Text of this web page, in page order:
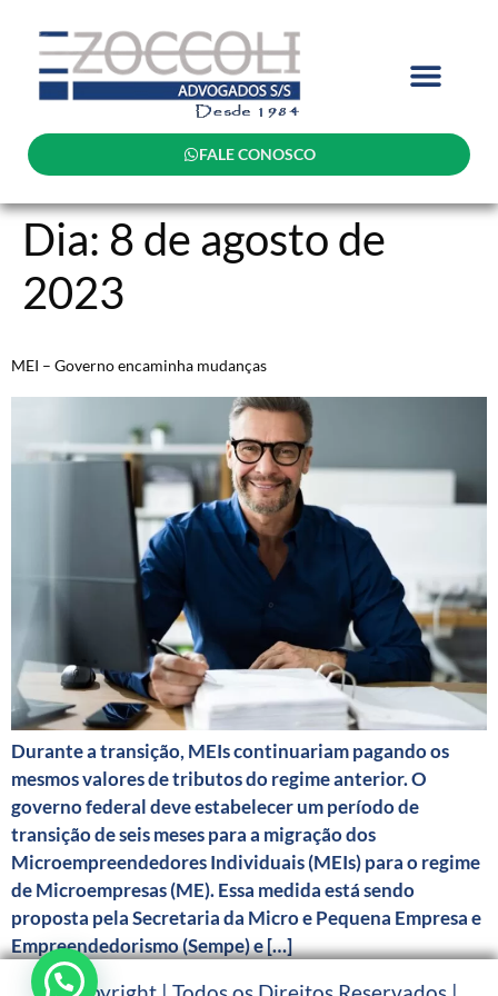
FALE CONOSCO
Dia: 8 de agosto de
2023
MEI – Governo encaminha mudanças
Durante a transição, MEIs continuariam pagando os
mesmos valores de tributos do regime anterior. O
governo federal deve estabelecer um período de
transição de seis meses para a migração dos
Microempreendedores Individuais (MEIs) para o regime
de Microempresas (ME). Essa medida está sendo
proposta pela Secretaria da Micro e Pequena Empresa e
Empreendedorismo (Sempe) e […]